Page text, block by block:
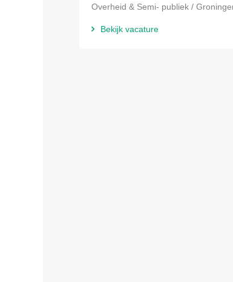
Overheid & Semi- publiek /
Bekijk vacature